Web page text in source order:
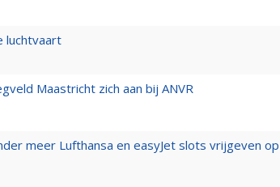
luchtvaart
Maastricht zich aan bij ANVR
meer Lufthansa en easyJet slots vrijgeven op